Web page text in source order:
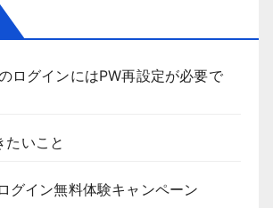
ログインにはPW再設定が必要で
たいこと
グイン無料体験キャンペーン